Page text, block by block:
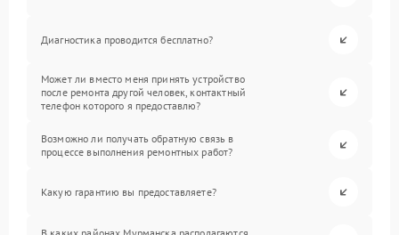
Диагностика проводится бесплатно?
Может ли вместо меня принять устройство
после ремонта другой человек, контактный
телефон которого я предоставлю?
Возможно ли получать обратную связь в
процессе выполнения ремонтных работ?
Какую гарантию вы предоставляете?
В каких районах Мурманска располагаются